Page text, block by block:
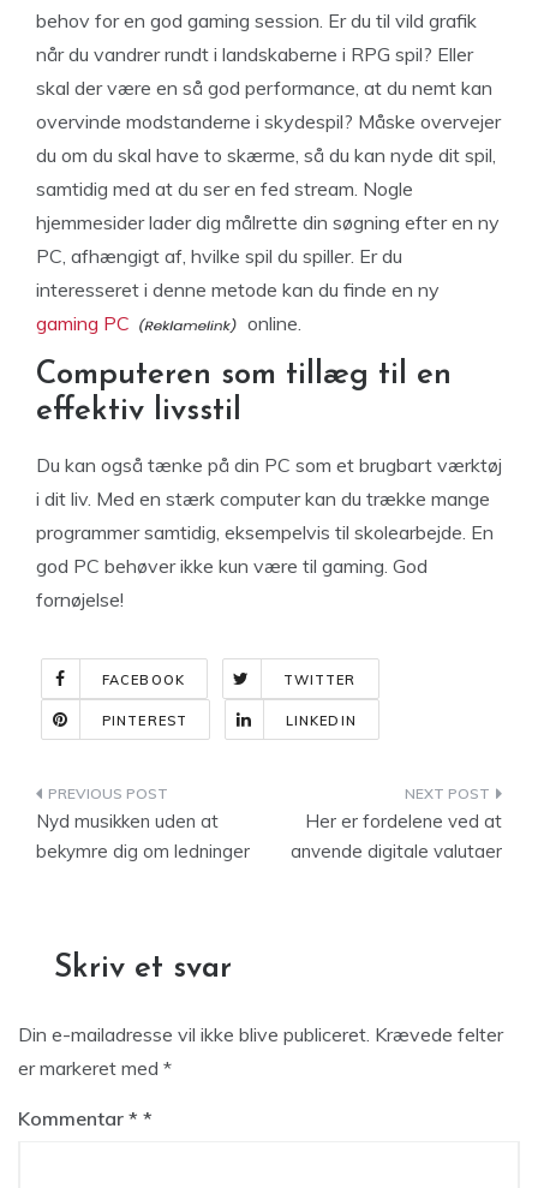
behov for en god gaming session. Er du til vild grafik
når du vandrer rundt i landskaberne i RPG spil? Eller
skal der være en så god performance, at du nemt kan
overvinde modstanderne i skydespil? Måske overvejer
du om du skal have to skærme, så du kan nyde dit spil,
samtidig med at du ser en fed stream. Nogle
hjemmesider lader dig målrette din søgning efter en ny
PC, afhængigt af, hvilke spil du spiller. Er du
interesseret i denne metode kan du finde en ny
gaming PC
online.
Computeren som tillæg til en
effektiv livsstil
Du kan også tænke på din PC som et brugbart værktøj
i dit liv. Med en stærk computer kan du trække mange
programmer samtidig, eksempelvis til skolearbejde. En
god PC behøver ikke kun være til gaming. God
fornøjelse!
FACEBOOK TWITTER
PINTEREST LINKEDIN
Indlægsnavigation
Nyd musikken uden at
bekymre dig om ledninger
Her er fordelene ved at
anvende digitale valutaer
Skriv et svar
Din e-mailadresse vil ikke blive publiceret. Krævede felter
er markeret med *
Kommentar *